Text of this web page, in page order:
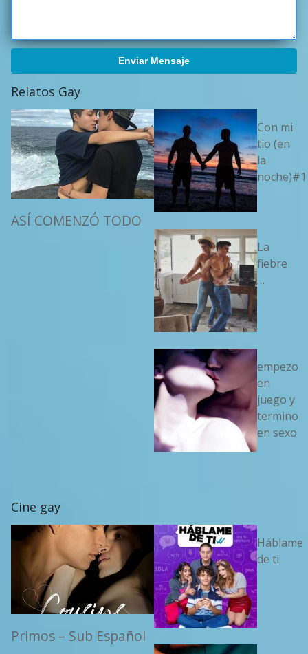
Enviar Mensaje
Relatos Gay
ASÍ COMENZÓ TODO
Con mi
tio (en
la
noche)#1
La
fiebre
…
empezo
en
juego y
termino
en sexo
Cine gay
Primos – Sub Español
Háblame
de ti